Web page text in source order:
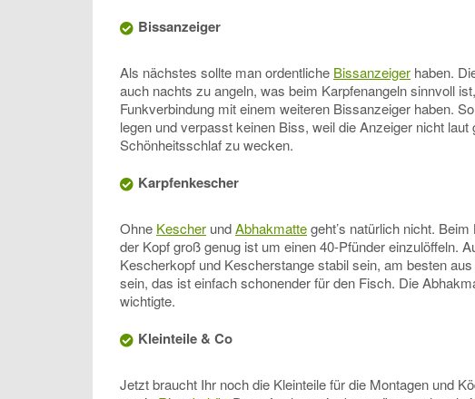
Bissanzeiger
Als nächstes sollte man ordentliche Bissanzeiger haben.
auch nachts zu angeln, was beim Karpfenangeln sinnvoll
Funkverbindung mit einem weiteren Bissanzeiger haben.
legen und verpasst keinen Biss, weil die Anzeiger nicht
Schönheitsschlaf zu wecken.
Karpfenkescher
Ohne Kescher undAbhakmattegeht’s natürlich nicht.
der Kopf groß genug ist um einen 40-Pfünder einzulöffeln.
Kescherkopf und Kescherstange stabil sein, am besten
sein, das ist einfach schonender für den Fisch. Die
wichtigte.
Kleinteile & Co
Jetzt braucht Ihr noch die Kleinteile für die Montagen und